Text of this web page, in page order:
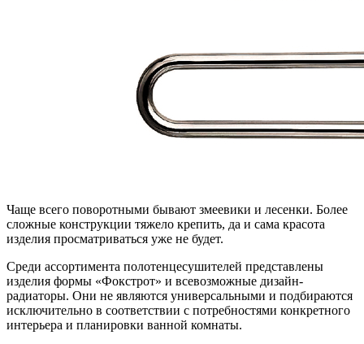
Чаще всего поворотными бывают змеевики и лесенки. Более
сложные конструкции тяжело крепить, да и сама красота
изделия просматриваться уже не будет.
Среди ассортимента полотенцесушителей представлены
изделия формы «Фокстрот» и всевозможные дизайн-
радиаторы. Они не являются универсальными и подбираются
исключительно в соответствии с потребностями конкретного
интерьера и планировки ванной комнаты.